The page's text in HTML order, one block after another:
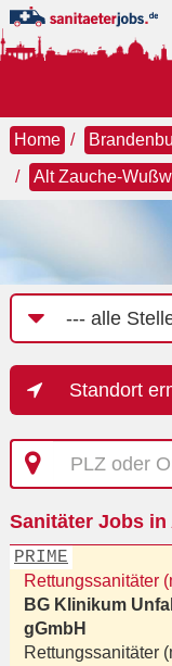
Home
Alt Zauche-
Job-
Kategorie
Standort
PLZ
oder
eingeben
Sanitäter Jobs in
PRIME
Rettungssanitäter
BG Klinikum
gGmbH
Rettungssanitäter